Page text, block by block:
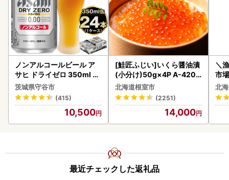
ノンアルコールビール ア
サヒ ドライゼロ 350ml 24
本 ノンアル ビール asashi
守谷市
茨城県守谷市
(415)
10,500
[鮭匠ふじい]いくら醤油漬
(小分け)50g×4P A-4209
5
北海道根室市
(2251)
14,000
＼
市
貝
北
最近チェックした返礼品